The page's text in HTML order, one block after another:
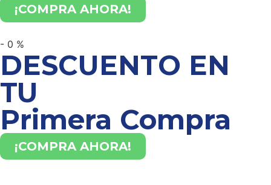
¡COMPRA AHORA!
- 0 %
DESCUENTO EN
TU
Primera Compra
¡COMPRA AHORA!